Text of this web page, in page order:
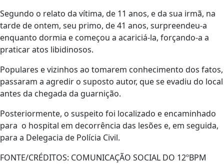
Segundo o relato da vítima, de 11 anos, e da sua irmã, na
tarde de ontem, seu primo, de 41 anos, surpreendeu-a
enquanto dormia e começou a acariciá-la, forçando-a a
praticar atos libidinosos.
Populares e vizinhos ao tomarem conhecimento dos fatos,
passaram a agredir o suposto autor, que se evadiu do local
antes da chegada da guarnição.
Posteriormente, o suspeito foi localizado e encaminhado
para o hospital em decorrência das lesões e, em seguida,
para a Delegacia de Polícia Civil.
FONTE/CRÉDITOS: COMUNICAÇÃO SOCIAL DO 12ºBPM